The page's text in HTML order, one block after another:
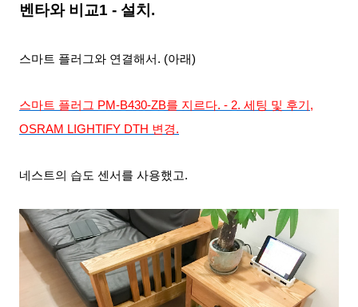
벤타와 비교1 - 설치.
스마트 플러그와 연결해서. (아래)
스마트 플러그 PM-B430-ZB를 지르다. - 2. 세팅 및 후기,
OSRAM LIGHTIFY DTH 변경.
네스트의 습도 센서를 사용했고.